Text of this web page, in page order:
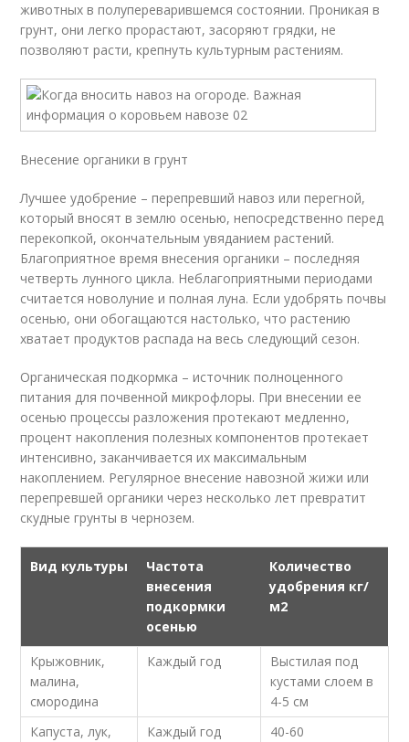
животных в полупереварившемся состоянии. Проникая в
грунт, они легко прорастают, засоряют грядки, не
позволяют расти, крепнуть культурным растениям.
Внесение органики в грунт
Лучшее удобрение – перепревший навоз или перегной,
который вносят в землю осенью, непосредственно перед
перекопкой, окончательным увяданием растений.
Благоприятное время внесения органики – последняя
четверть лунного цикла. Неблагоприятными периодами
считается новолуние и полная луна. Если удобрять почвы
осенью, они обогащаются настолько, что растению
хватает продуктов распада на весь следующий сезон.
Органическая подкормка – источник полноценного
питания для почвенной микрофлоры. При внесении ее
осенью процессы разложения протекают медленно,
процент накопления полезных компонентов протекает
интенсивно, заканчивается их максимальным
накоплением. Регулярное внесение навозной жижи или
перепревшей органики через несколько лет превратит
скудные грунты в чернозем.
Вид культуры
Частота
внесения
подкормки
осенью
Количество
удобрения кг/
м2
Крыжовник,
малина,
смородина
Каждый год
Выстилая под
кустами слоем в
4-5 см
Капуста, лук,
Каждый год 40-60